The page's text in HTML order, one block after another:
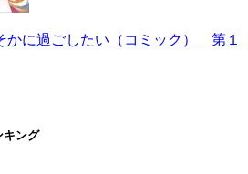
かに過ごしたい（コミック） 第１
キング